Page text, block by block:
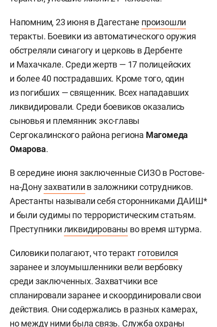
Напомним, 23 июня в Дагестане произошли
теракты. Боевики из автоматического оружия
обстреляли синагогу и церковь в Дербенте
и Махачкале. Среди жертв — 17 полицейских
и более 40 пострадавших. Кроме того, один
из погибших — священник. Всех нападавших
ликвидировали. Среди боевиков оказались
сыновья и племянник экс-главы
Сергокалинского района региона Магомеда
Омарова.
В середине июня заключенные СИЗО в Ростове-
на-Донузахватили в заложники сотрудников.
Арестанты называли себя сторонниками ДАИШ*
и были судимы по террористическим статьям.
Преступники ликвидированы во время штурма.
Силовики полагают, что теракт готовился
заранее и злоумышленники вели вербовку
среди заключенных. Захватчики все
спланировали заранее и скоординировали свои
действия. Они содержались в разных камерах,
но между ними была связь. Служба охраны